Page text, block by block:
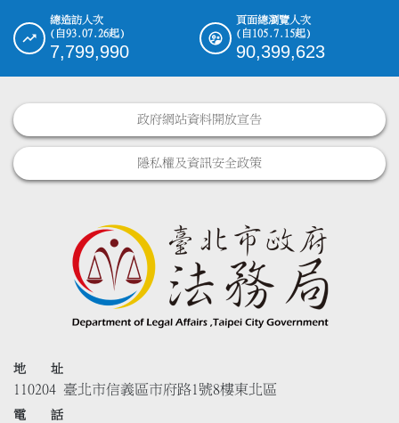
總造訪人次
(自93.07.26起)
7,799,990
頁面總瀏覽人次
(自105.7.15起)
90,399,623
政府網站資料開放宣告
隱私權及資訊安全政策
地 址
110204 臺北市信義區市府路1號8樓東北區
電 話